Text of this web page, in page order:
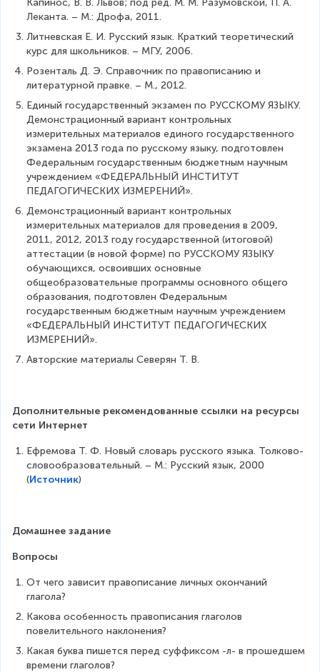
Леканта. – М.: Дрофа, 2011.
Литневская Е. И. Русский язык. Краткий теоретический
курс для школьников. – МГУ, 2006.
Розенталь Д. Э. Справочник по правописанию и
литературной правке. – М., 2012.
Единый государственный экзамен по РУССКОМУ ЯЗЫКУ.
Демонстрационный вариант контрольных
измерительных материалов единого государственного
экзамена 2013 года по русскому языку, подготовлен
Федеральным государственным бюджетным научным
учреждением «ФЕДЕРАЛЬНЫЙ ИНСТИТУТ
ПЕДАГОГИЧЕСКИХ ИЗМЕРЕНИЙ».
Демонстрационный вариант контрольных
измерительных материалов для проведения в 2009,
2011, 2012, 2013 году государственной (итоговой)
аттестации (в новой форме) по РУССКОМУ ЯЗЫКУ
обучающихся, освоивших основные
общеобразовательные программы основного общего
образования, подготовлен Федеральным
государственным бюджетным научным учреждением
«ФЕДЕРАЛЬНЫЙ ИНСТИТУТ ПЕДАГОГИЧЕСКИХ
ИЗМЕРЕНИЙ».
Авторские материалы Северян Т. В.
Дополнительные рекомендованные ссылки на ресурсы
сети Интернет
Ефремова Т. Ф. Новый словарь русского языка. Толково-
словообразовательный. – М.: Русский язык, 2000
(Источник)
Домашнее задание
Вопросы
От чего зависит правописание личных окончаний
глагола?
Какова особенность правописания глаголов
повелительного наклонения?
Какая буква пишется перед суффиксом -л- в прошедшем
времени глаголов?